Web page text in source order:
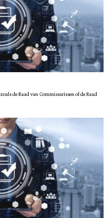
de Raad van Commissarissen of de Raad